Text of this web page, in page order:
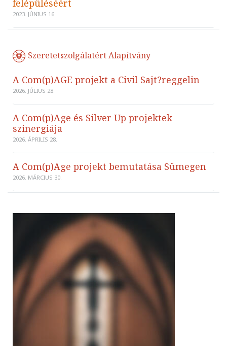
felépüléséért
2023. JÚNIUS 16.
Szeretetszolgálatért Alapítvány
A Com(p)AGE projekt a Civil Sajt?reggelin
2026. JÚLIUS 28.
A Com(p)Age és Silver Up projektek
szinergiája
2026. ÁPRILIS 28.
A Com(p)Age projekt bemutatása Sümegen
2026. MÁRCIUS 30.